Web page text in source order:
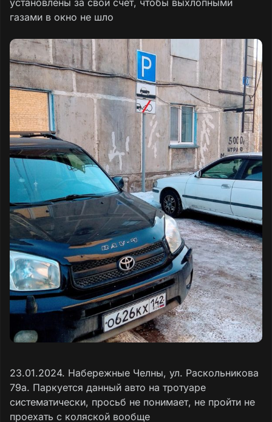
установлены за свой счёт, чтобы выхлопными
газами в окно не шло
23.01.2024. Набережные Челны, ул. Раскольникова
79а. Паркуется данный авто на тротуаре
систематически, просьб не понимает, не пройти не
проехать с коляской вообще